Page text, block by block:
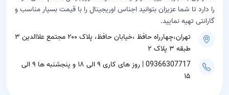
را دارد تا شما عزیزان بتوانید اجناس اوریجینال را با قیمت بسیار مناسب و
گارانتی تهیه نمایید.
تهران،چهارراه حافظ ،خیابان حافظ، پلاک ۲۰۰ مجتمع علاالدین ۳
طبقه ۳ پلاک ۲
09366307717 | روز های کاری ۹ الی ۱۸ و پنجشنبه ها ۹ الی
۱۵